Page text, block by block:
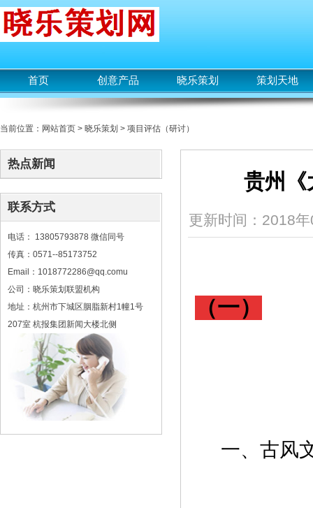
首页 创意产品 晓乐策划 策划天地
当前位置： 网站首页 > 晓乐策划 > 项目评估（研讨）
热点新闻
联系方式
电话： 13805793878 微信同号
传真：0571--85173752
Email：1018772286@qq.comu
公司：晓乐策划联盟机构
地址：杭州市下城区胭脂新村1幢1号
207室 杭报集团新闻大楼北侧
贵州《
更新时间：2018
（一）
一、古风